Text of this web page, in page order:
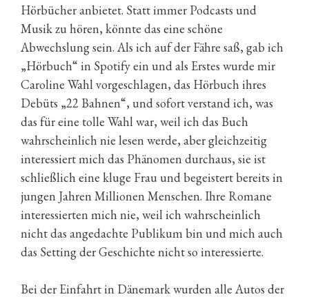
Hörbücher anbietet. Statt immer Podcasts und
Musik zu hören, könnte das eine schöne
Abwechslung sein. Als ich auf der Fähre saß, gab ich
„Hörbuch“ in Spotify ein und als Erstes wurde mir
Caroline Wahl vorgeschlagen, das Hörbuch ihres
Debüts „22 Bahnen“, und sofort verstand ich, was
das für eine tolle Wahl war, weil ich das Buch
wahrscheinlich nie lesen werde, aber gleichzeitig
interessiert mich das Phänomen durchaus, sie ist
schließlich eine kluge Frau und begeistert bereits in
jungen Jahren Millionen Menschen. Ihre Romane
interessierten mich nie, weil ich wahrscheinlich
nicht das angedachte Publikum bin und mich auch
das Setting der Geschichte nicht so interessierte.
Bei der Einfahrt in Dänemark wurden alle Autos der